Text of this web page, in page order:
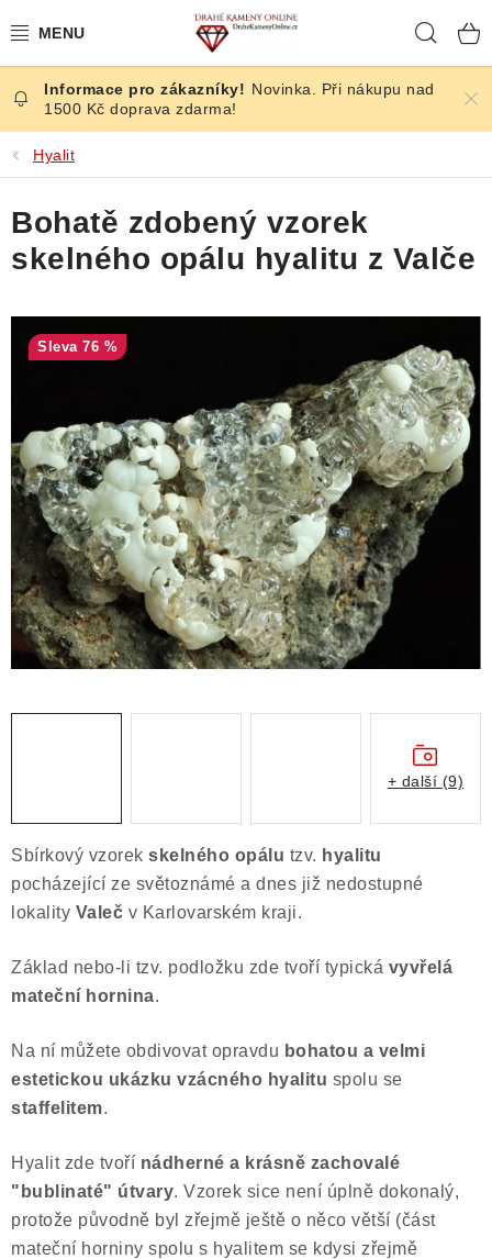
na
ČESKÉ KAMENY
ŠPERKY
KAMENY ZE SVĚTA
BROUŠENÉ
SLEVY
KRYSTALY
ČLÁNKY
NALEZIŠTĚ
NÁŠ PŘÍBĚH
VIDEOGALERIE
Ochrana osobních údajů
Výkup minerálů a drahých kamenů
Formulář pro odstoupení od smlouvy
Novinka. Při nákupu nad
1500 Kč doprava zdarma!
Hyalit
Sbírkový vzorek skelného opálu tzv. hyalitu
pocházející ze světoznámé a dnes již nedostupné
lokality Valeč v Karlovarském kraji.
Základ nebo-li tzv. podložku zde tvoří typická vyvřelá
mateční hornina.
Na ní můžete obdivovat opravdu bohatou a velmi
estetickou ukázku vzácného hyalitu spolu se
staffelitem.
Hyalit zde tvoří nádherné a krásně zachovalé
"bublinaté" útvary. Vzorek sice není úplně dokonalý,
protože původně byl zřejmě ještě o něco větší (část
mateční horniny spolu s hyalitem se kdysi zřejmě
Bohatě zdobený vzorek
skelného opálu hyalitu z Valče
76 %
+ další (9)